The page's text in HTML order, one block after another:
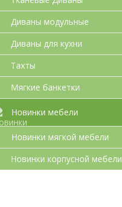
Диваны модульные
Диваны для кухни
Тахты
Мягкие банкетки
Новинки мебели
Новинки мягкой мебели
Новинки корпусной мебели